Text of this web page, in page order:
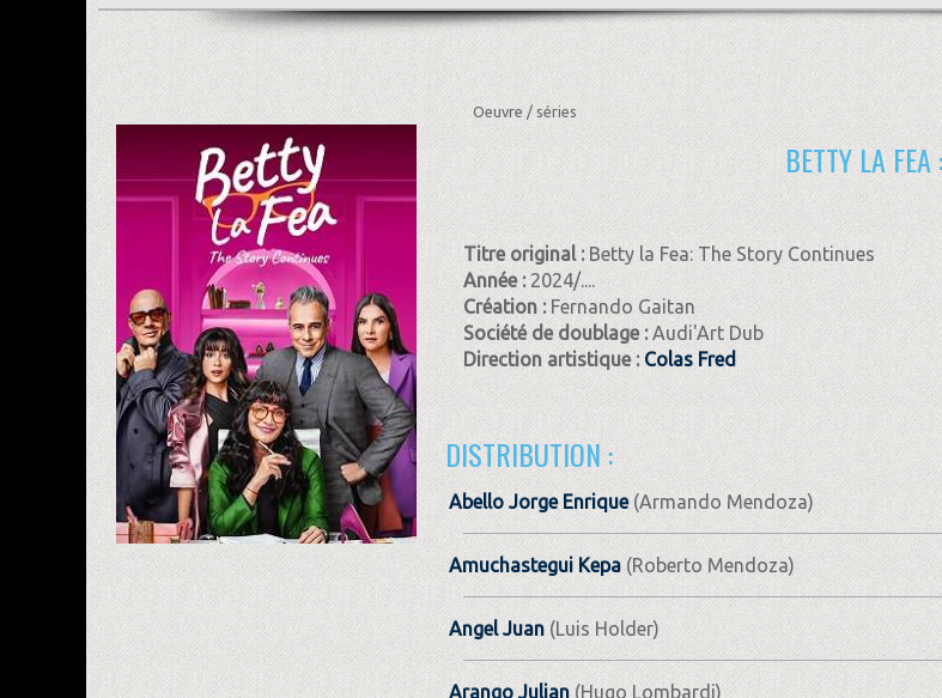
Oeuvre / séries
BETTY LA
Titre original :Betty la Fea: The Story Continues
Année :2024/....
Création :Fernando Gaitan
Société de doublage :Audi'Art Dub
Direction artistique : Colas Fred
DISTRIBUTION :
Abello Jorge Enrique(Armando Mendoza)
Amuchastegui Kepa(Roberto Mendoza)
Angel Juan (Luis Holder)
Arango Julian (Hugo Lombardi)